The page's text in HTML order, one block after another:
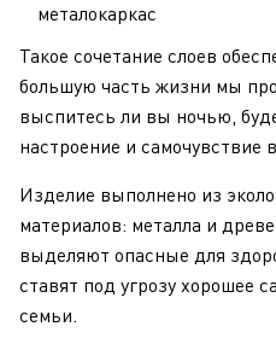
металокаркас
Такое сочетание слоев
большую часть жизни мы
выспитесь ли вы ночью,
настроение и самочувствие
Изделие выполнено из
материалов: металла и
выделяют опасные для
ставят под угрозу хорошее
семьи.